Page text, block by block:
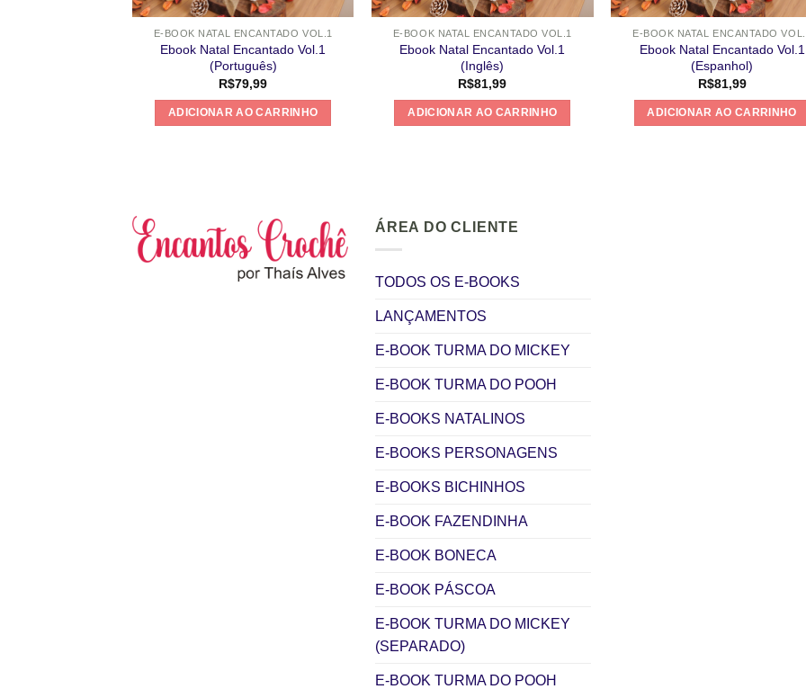
E-BOOK NATAL ENCANTADO VOL.1
Ebook Natal Encantado Vol.1
(Português)
R$79,99
ADICIONAR AO CARRINHO
E-BOOK NATAL ENCANTADO VOL.1
Ebook Natal Encantado Vol.1
(Inglês)
R$81,99
ADICIONAR AO CARRINHO
E-BOOK NATAL ENCANTADO
Ebook Natal Encantado Vol.1
(Espanhol)
R$81,99
ADICIONAR AO CARRINHO
ÁREA DO CLIENTE
TODOS OS E-BOOKS
LANÇAMENTOS
E-BOOK TURMA DO MICKEY
E-BOOK TURMA DO POOH
E-BOOKS NATALINOS
E-BOOKS PERSONAGENS
E-BOOKS BICHINHOS
E-BOOK FAZENDINHA
E-BOOK BONECA
E-BOOK PÁSCOA
E-BOOK TURMA DO MICKEY
(SEPARADO)
E-BOOK TURMA DO POOH